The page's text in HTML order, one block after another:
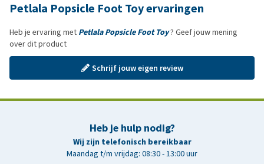
Petlala Popsicle Foot Toy ervaringen
Heb je ervaring met Petlala Popsicle Foot Toy? Geef jouw mening
over dit product
Schrijf jouw eigen review
Heb je hulp nodig?
Wij zijn telefonisch bereikbaar
Maandag t/m vrijdag: 08:30 - 13:00 uur